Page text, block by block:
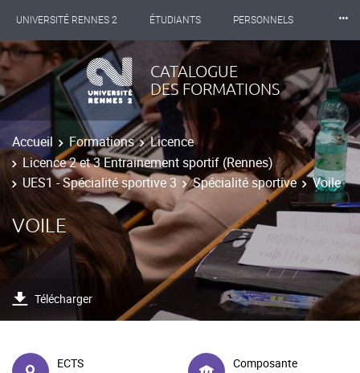
UNIVERSITÉ RENNES 2 ÉTUDIANTS PERSONNELS
INTERNATIONAL PROFESSIONNELS BIBLIOTHÈQUES
LES NOUVELLES DE RENNES 2
⸱⸱⸱
CATALOGUE
DES FORMATIONS
Accueil Formations
Licence
Licence 2 et 3 Entrainement sportif (Rennes)
UES1 - Spécialité sportive 3
Spécialité sportive Voile
VOILE
Télécharger
ECTS
Composante